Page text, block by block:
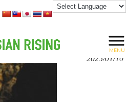
MENU
2025/01/10